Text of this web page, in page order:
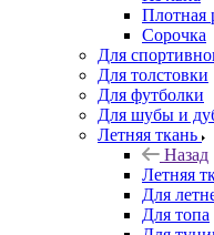
Плотная
Сорочка
Для
Для толстовки
Для футболки
Для шубы и
Летняя ткань
Назад
Летняя
Для
Для топа